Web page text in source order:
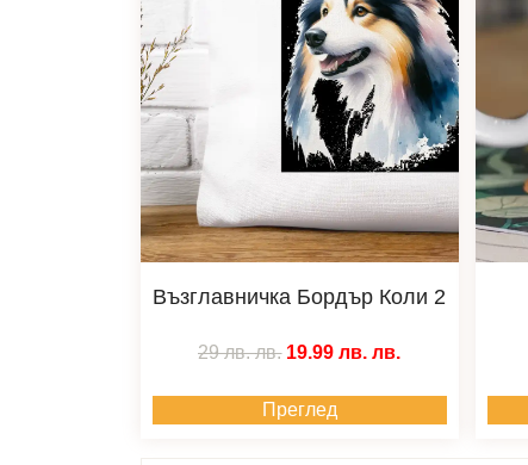
Възглавничка Бордър Коли 2
29 лв.лв. 19.99 лв.лв.
Преглед